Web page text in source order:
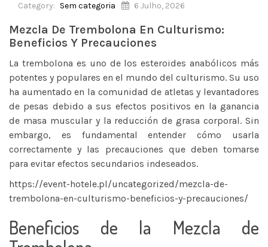
Category: Sem categoria 6 Julho, 2026
Mezcla De Trembolona En Culturismo:
Beneficios Y Precauciones
La trembolona es uno de los esteroides anabólicos más
potentes y populares en el mundo del culturismo. Su uso
ha aumentado en la comunidad de atletas y levantadores
de pesas debido a sus efectos positivos en la ganancia
de masa muscular y la reducción de grasa corporal. Sin
embargo, es fundamental entender cómo usarla
correctamente y las precauciones que deben tomarse
para evitar efectos secundarios indeseados.
https://event-hotele.pl/uncategorized/mezcla-de-
trembolona-en-culturismo-beneficios-y-precauciones/
Beneficios de la Mezcla de